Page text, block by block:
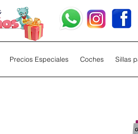
Precios Especiales Coches Sillas